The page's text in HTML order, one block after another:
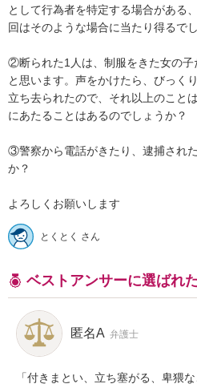
として行為者を特定する場合がある
回はそのような場合に当たり得るで
②断られた1人は、制服をきた女の
と思います。声をかけたら、びっく
立ち去られたので、それ以上のこと
にあたることはあるのでしょうか？
③警察から電話がきたり、逮捕され
か？
よろしくお願いします
とくとく さん
ベストアンサーに選ばれ
匿名A 弁護士
「付きまとい、立ち塞がる、卑猥